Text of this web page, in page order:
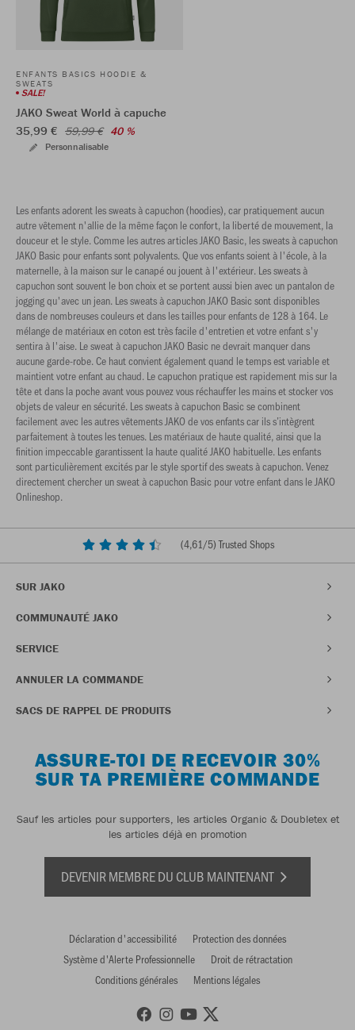
ENFANTS BASICS HOODIE &
SWEATS
SALE!
JAKO Sweat World à capuche
35,99 € 59,99 € 40 %
Personnalisable
Les enfants adorent les sweats à capuchon (hoodies), car pratiquement aucun
autre vêtement n'allie de la même façon le confort, la liberté de mouvement, la
douceur et le style. Comme les autres articles JAKO Basic, les sweats à capuchon
JAKO Basic pour enfants sont polyvalents. Que vos enfants soient à l'école, à la
maternelle, à la maison sur le canapé ou jouent à l'extérieur. Les sweats à
capuchon sont souvent le bon choix et se portent aussi bien avec un pantalon de
jogging qu'avec un jean. Les sweats à capuchon JAKO Basic sont disponibles
dans de nombreuses couleurs et dans les tailles pour enfants de 128 à 164. Le
mélange de matériaux en coton est très facile d'entretien et votre enfant s'y
sentira à l'aise. Le sweat à capuchon JAKO Basic ne devrait manquer dans
aucune garde-robe. Ce haut convient également quand le temps est variable et
maintient votre enfant au chaud. Le capuchon pratique est rapidement mis sur la
tête et dans la poche avant vous pouvez vous réchauffer les mains et stocker vos
objets de valeur en sécurité. Les sweats à capuchon Basic se combinent
facilement avec les autres vêtements JAKO de vos enfants car ils s’intègrent
parfaitement à toutes les tenues. Les matériaux de haute qualité, ainsi que la
finition impeccable garantissent la haute qualité JAKO habituelle. Les enfants
sont particulièrement excités par le style sportif des sweats à capuchon. Venez
directement chercher un sweat à capuchon Basic pour votre enfant dans le JAKO
Onlineshop.
(4,61/5) Trusted Shops
SUR JAKO
COMMUNAUTÉ JAKO
SERVICE
ANNULER LA COMMANDE
SACS DE RAPPEL DE PRODUITS
ASSURE-TOI DE RECEVOIR 30%
SUR TA PREMIÈRE COMMANDE
Sauf les articles pour supporters, les articles Organic & Doubletex et
les articles déjà en promotion
DEVENIR MEMBRE DU CLUB MAINTENANT
Déclaration d'accessibilité
Protection des données
Système d'Alerte Professionnelle
Droit de rétractation
Conditions générales
Mentions légales